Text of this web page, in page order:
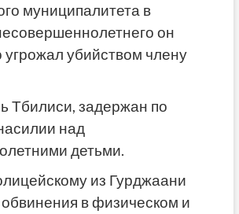
муниципалитета в
он
угрожал убийством члену
Тбилиси, задержан по
над
детьми.
из Гурджаани
в физическом и